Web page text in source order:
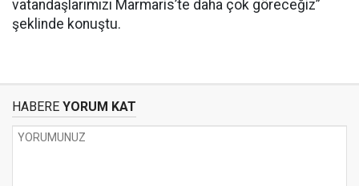
vatandaşlarımızı Marmaris’te daha çok göreceğiz”
şeklinde konuştu.
HABERE YORUM KAT